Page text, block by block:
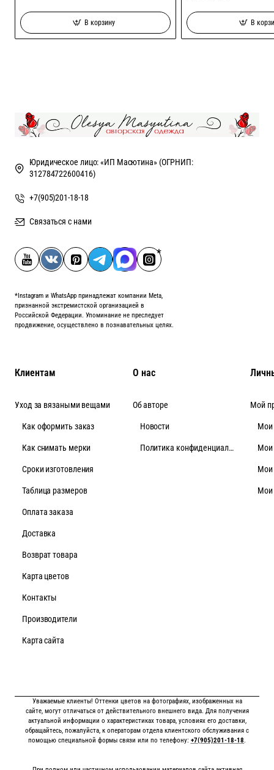
В корзину В
Юридическое лицо: «ИП Масютина» (ОГРНИП:
312784722600416)
+7(905)201-18-18
Связаться с нами
*Instagram и WhatsApp принадлежат компании Meta,
признанной экстремистской организацией в
Российской Федерации. Упоминание не преследует
продвижение, осуществлено в познавательных целях.
Клиентам
Уход за вязаными вещами
Как оформить заказ
Как снимать мерки
Cроки изготовления
Таблица размеров
Оплата заказа
Доставка
Возврат товара
Карта цветов
Контакты
Производители
Карта сайта
О нас
Об авторе
Новости
Политика конфиденциальности
Мой
Мои
Мои
Мои
Мои
Уважаемые клиенты! Оттенки цветов на фотографиях, изображенных на
сайте, могут отличаться от действительного внешнего вида. Для получения
актуальной информации о характеристиках товара, условиях его доставки,
обращайтесь, пожалуйста, к операторам отдела клиентского обслуживания с
помощью специальной формы связи или по телефону: +7(905)201-18-18.